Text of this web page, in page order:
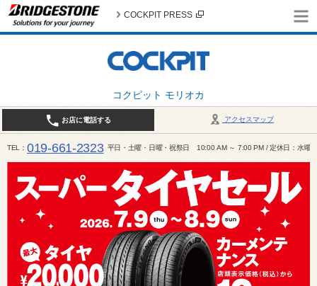
コクピット モリオカ
COCKPIT PRESS
アクセスマップ
お店に電話する
TEL 019-661-2323 平日・土曜・日曜・祝祭日 10:00 AM ～ 7:00 PM / 定休日：水曜